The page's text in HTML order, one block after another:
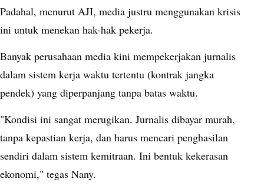
Padahal, menurut AJI, media justru menggunakan krisis
ini untuk menekan hak-hak pekerja.
Banyak perusahaan media kini mempekerjakan jurnalis
dalam sistem kerja waktu tertentu (kontrak jangka
pendek) yang diperpanjang tanpa batas waktu.
"Kondisi ini sangat merugikan. Jurnalis dibayar murah,
tanpa kepastian kerja, dan harus mencari penghasilan
sendiri dalam sistem kemitraan. Ini bentuk kekerasan
ekonomi," tegas Nany.